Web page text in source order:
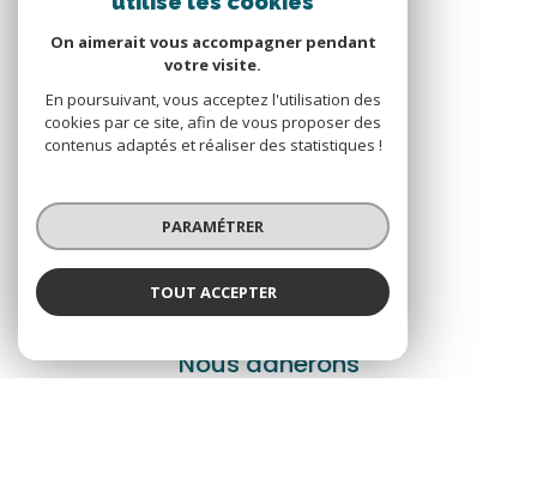
VOTRE ESPACE
Espace propriétaire
SE CONNECTER
ADHÉRENTS
Nous adhérons
On aimerait vous accompagner pendant
votre visite.
En poursuivant, vous acceptez l'utilisation des
cookies par ce site, afin de vous proposer des
contenus adaptés et réaliser des statistiques !
PARAMÉTRER
TOUT ACCEPTER